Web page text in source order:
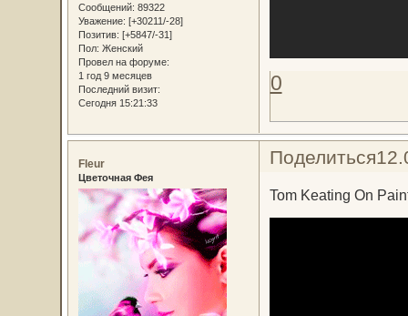
Сообщений: 89322
Уважение: [+30211/-28]
Позитив: [+5847/-31]
Пол: Женский
Провел на форуме:
1 год 9 месяцев
Последний визит:
Сегодня 15:21:33
0
Поделиться
Fleur
Цветочная Фея
Tom Keating On